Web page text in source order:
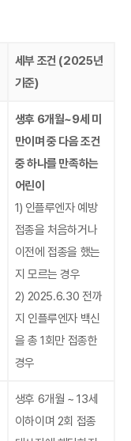
세부 조건 (2025년
기준)
생후 6개월~9세 미
만이며 중 다음 조건
중 하나를 만족하는
어린이
1) 인플루엔자 예방
접종을 처음하거나
이전에 접종을 했는
지 모르는 경우
2) 2025.6.30 전까
지 인플루엔자 백신
을 총 1회만 접종한
경우
생후 6개월 ~ 13세
이하이며 2회 접종